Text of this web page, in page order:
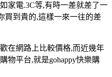
家電.3C等,有時一差就差了一
買到貴的,這樣一來一往的差
在網路上比較價格,而近幾年
物平台,就是gohappy快樂購